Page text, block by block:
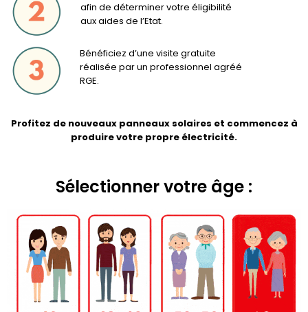
afin de déterminer votre éligibilité
aux aides de l’Etat.
Bénéficiez d’une visite gratuite
réalisée par un professionnel agréé
RGE.
Profitez de nouveaux panneaux solaires et commencez à
produire votre propre électricité.
Sélectionner votre âge :